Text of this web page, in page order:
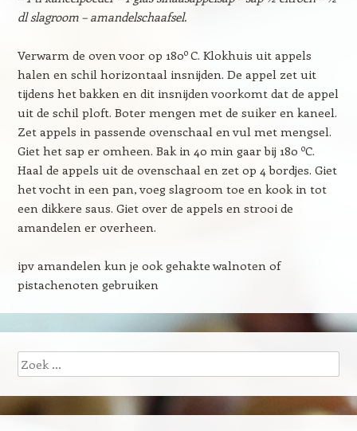
dl slagroom – amandelschaafsel.
Verwarm de oven voor op 180o C. Klokhuis uit appels
halen en schil horizontaal insnijden. De appel zet uit
tijdens het bakken en dit insnijden voorkomt dat de appel
uit de schil ploft. Boter mengen met de suiker en kaneel.
Zet appels in passende ovenschaal en vul met mengsel.
Giet het sap er omheen. Bak in 40 min gaar bij 180 oC.
Haal de appels uit de ovenschaal en zet op 4 bordjes. Giet
het vocht in een pan, voeg slagroom toe en kook in tot
een dikkere saus. Giet over de appels en strooi de
amandelen er overheen.
ipv amandelen kun je ook gehakte walnoten of
pistachenoten gebruiken
Zoeken